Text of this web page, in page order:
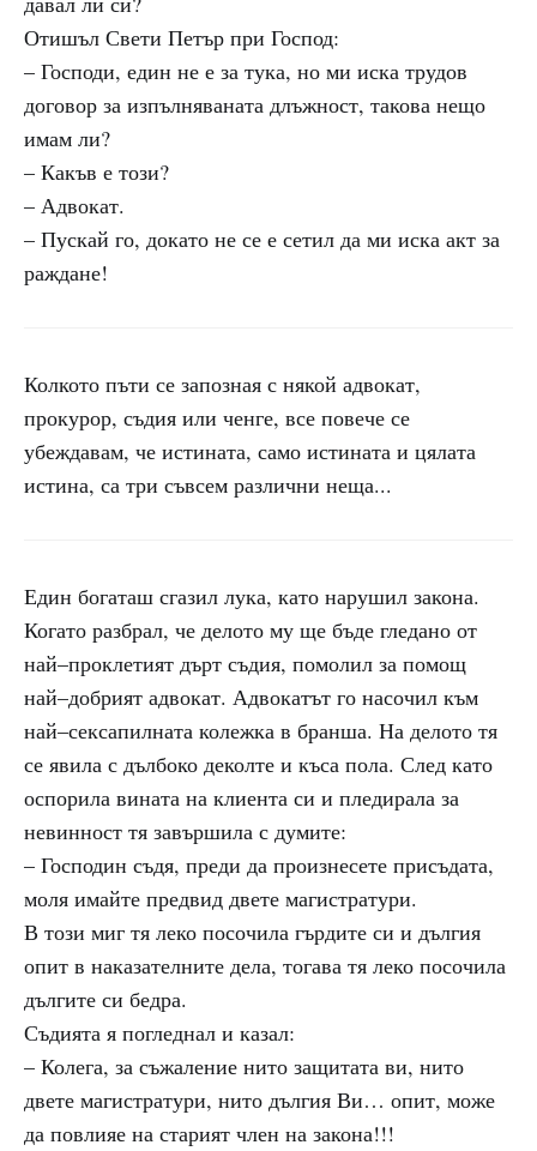
Отишъл Свети Петър при Господ:
– Господи, един не е за тука, но ми иска трудов
договор за изпълняваната длъжност, такова нещо
имам ли?
– Какъв е този?
– Адвокат.
– Пускай го, докато не се е сетил да ми иска акт за
раждане!
Колкото пъти се запозная с някой адвокат,
прокурор, съдия или ченге, все повече се
убеждавам, че истината, само истината и цялата
истина, са три съвсем различни неща...
Един богаташ сгазил лука, като нарушил закона.
Когато разбрал, че делото му ще бъде гледано от
най–проклетият дърт съдия, помолил за помощ
най–добрият адвокат. Адвокатът го насочил към
най–сексапилната колежка в бранша. На делото тя
се явила с дълбоко деколте и къса пола. След като
оспорила вината на клиента си и пледирала за
невинност тя завършила с думите:
– Господин съдя, преди да произнесете присъдата,
моля имайте предвид двете магистратури.
В този миг тя леко посочила гърдите си и дългия
опит в наказателните дела, тогава тя леко посочила
дългите си бедра.
Съдията я погледнал и казал:
– Колега, за съжаление нито защитата ви, нито
двете магистратури, нито дългия Ви… опит, може
да повлияе на старият член на закона!!!